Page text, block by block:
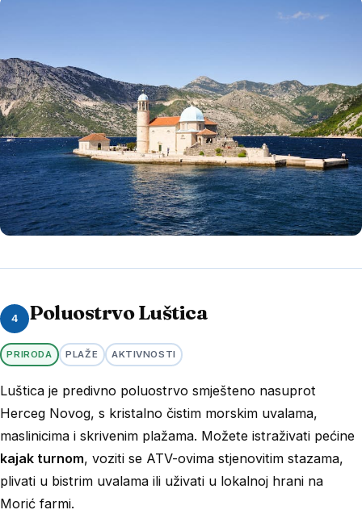
4 Poluostrvo Luštica
PRIRODA PLAŽE AKTIVNOSTI
Luštica je predivno poluostrvo smješteno nasuprot
Herceg Novog, s kristalno čistim morskim uvalama,
maslinicima i skrivenim plažama. Možete istraživati pećine
kajak turnom, voziti se ATV-ovima stjenovitim stazama,
plivati u bistrim uvalama ili uživati u lokalnoj hrani na
Morić farmi.